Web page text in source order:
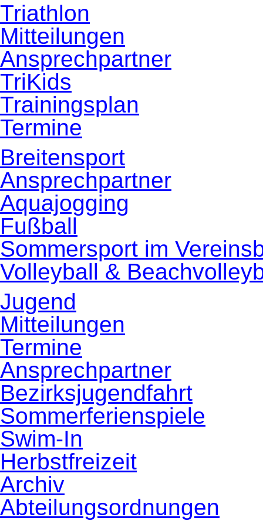
Triathlon
Mitteilungen
Ansprechpartner
TriKids
Trainingsplan
Termine
Breitensport
Ansprechpartner
Aquajogging
Fußball
Sommersport im
Volleyball &
Jugend
Mitteilungen
Termine
Ansprechpartner
Bezirksjugendfahrt
Sommerferienspiele
Swim-In
Herbstfreizeit
Archiv
Abteilungsordnungen